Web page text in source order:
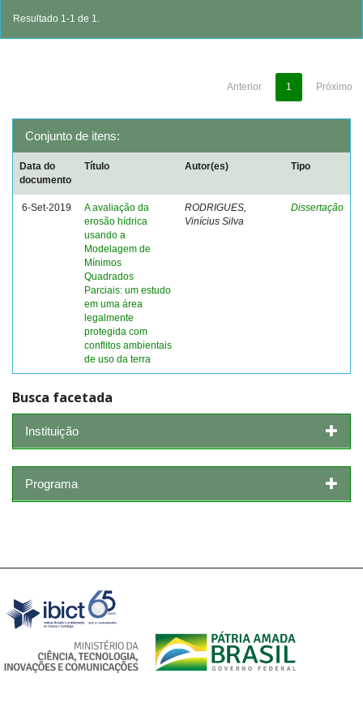
Resultado 1-1 de 1.
Anterior 1 Próximo
Conjunto de itens:
Data do
documento
Título Autor(es) Tipo
6-Set-2019
A avaliação da
erosão hídrica
usando a
Modelagem de
Mínimos
Quadrados
Parciais: um estudo
em uma área
legalmente
protegida com
conflitos ambientais
de uso da terra
RODRIGUES,
Vinícius Silva
Dissertação
Busca facetada
Instituição
Programa